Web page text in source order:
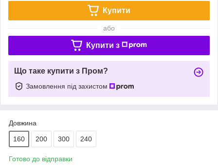
Купити
або
Купити з
Що таке купити з Пром?
Замовлення під захистом
Довжина
160 200 300 240
Готово до відправки